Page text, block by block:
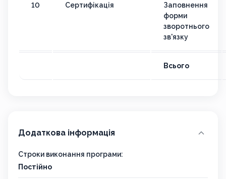
10 Сертифікація
Заповнення
форми
зворотнього
зв'язку
Всього
Додаткова інформація
Строки виконання програми:
Постійно